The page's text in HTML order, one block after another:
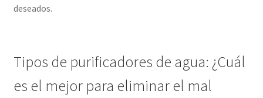
deseados.
Tipos de purificadores de agua: ¿Cuál
es el mejor para eliminar el mal